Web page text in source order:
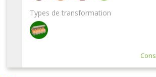
Types de transformation